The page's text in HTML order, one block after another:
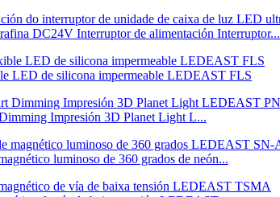
DC24V Interruptor de alimentación Interruptor...
LED de silicona impermeable LEDEAST FLS
Impresión 3D Planet Light L...
luminoso de 360 ​​grados de neón...